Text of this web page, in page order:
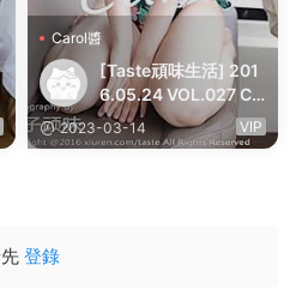
Carol醬
[Taste頑味生活] 201
6.05.24 VOL.027 Ca
rol醬
2023-03-14 VIP
登錄